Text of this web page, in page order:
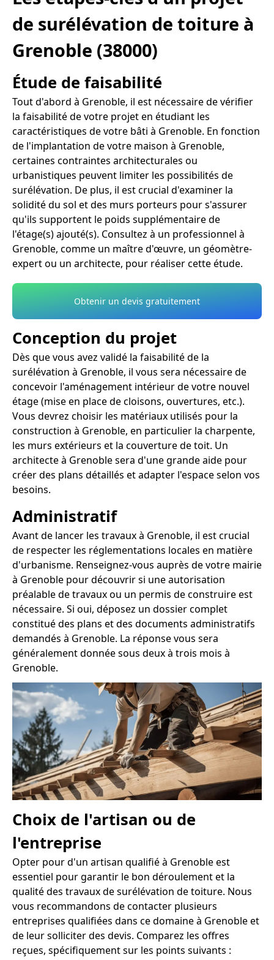
de surélévation de toiture à
Grenoble (38000)
Étude de faisabilité
Tout d'abord à Grenoble, il est nécessaire de vérifier
la faisabilité de votre projet en étudiant les
caractéristiques de votre bâti à Grenoble. En fonction
de l'implantation de votre maison à Grenoble,
certaines contraintes architecturales ou
urbanistiques peuvent limiter les possibilités de
surélévation. De plus, il est crucial d'examiner la
solidité du sol et des murs porteurs pour s'assurer
qu'ils supportent le poids supplémentaire de
l'étage(s) ajouté(s). Consultez à un professionnel à
Grenoble, comme un maître d'œuvre, un géomètre-
expert ou un architecte, pour réaliser cette étude.
Obtenir un devis gratuitement
Conception du projet
Dès que vous avez validé la faisabilité de la
surélévation à Grenoble, il vous sera nécessaire de
concevoir l'aménagement intérieur de votre nouvel
étage (mise en place de cloisons, ouvertures, etc.).
Vous devrez choisir les matériaux utilisés pour la
construction à Grenoble, en particulier la charpente,
les murs extérieurs et la couverture de toit. Un
architecte à Grenoble sera d'une grande aide pour
créer des plans détaillés et adapter l'espace selon vos
besoins.
Administratif
Avant de lancer les travaux à Grenoble, il est crucial
de respecter les réglementations locales en matière
d'urbanisme. Renseignez-vous auprès de votre mairie
à Grenoble pour découvrir si une autorisation
préalable de travaux ou un permis de construire est
nécessaire. Si oui, déposez un dossier complet
constitué des plans et des documents administratifs
demandés à Grenoble. La réponse vous sera
généralement donnée sous deux à trois mois à
Grenoble.
Choix de l'artisan ou de
l'entreprise
Opter pour d'un artisan qualifié à Grenoble est
essentiel pour garantir le bon déroulement et la
qualité des travaux de surélévation de toiture. Nous
vous recommandons de contacter plusieurs
entreprises qualifiées dans ce domaine à Grenoble et
de leur solliciter des devis. Comparez les offres
reçues, spécifiquement sur les points suivants :